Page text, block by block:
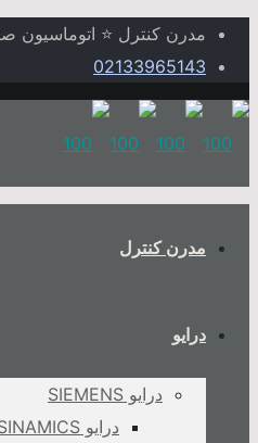
مدرن کنترل ⭐ اتوماسیون
02133965143
مدرن کنترل
درایو
درایو SIEMENS
درایو SINAMICS